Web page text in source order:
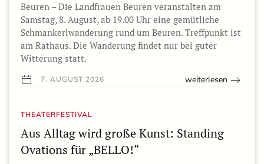
Beuren – Die Landfrauen Beuren veranstalten am
Samstag, 8. August, ab 19.00 Uhr eine gemütliche
Schmankerlwanderung rund um Beuren. Treffpunkt ist
am Rathaus. Die Wanderung findet nur bei guter
Witterung statt.
7. AUGUST 2026 weiterlesen
THEATERFESTIVAL
Aus Alltag wird große Kunst: Standing
Ovations für „BELLO!“